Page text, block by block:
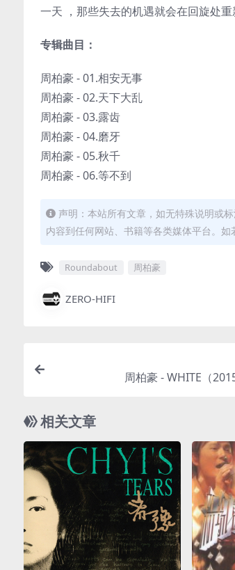
一天 ，那些失去的机遇就会在回旋处重
专辑曲目：
周柏豪 - 01.相安无事
周柏豪 - 02.天下大乱
周柏豪 - 03.露齿
周柏豪 - 04.磨牙
周柏豪 - 05.秋千
周柏豪 - 06.等不到
声明：本站所有文章，如无特殊说明或
内容到任何网站、书籍等各类媒体平台。
Roundabout 周柏豪
ZERO-HIFI
周柏豪 - WHITE（
相关文章